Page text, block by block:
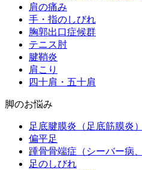
肩の痛み
手・指のしびれ
胸郭出口症候群
テニス肘
腱鞘炎
肩こり
四十肩・五十肩
脚のお悩み
足底腱膜炎（足底筋膜炎）
偏平足
踵骨骨端症（シーバー病
足のしびれ